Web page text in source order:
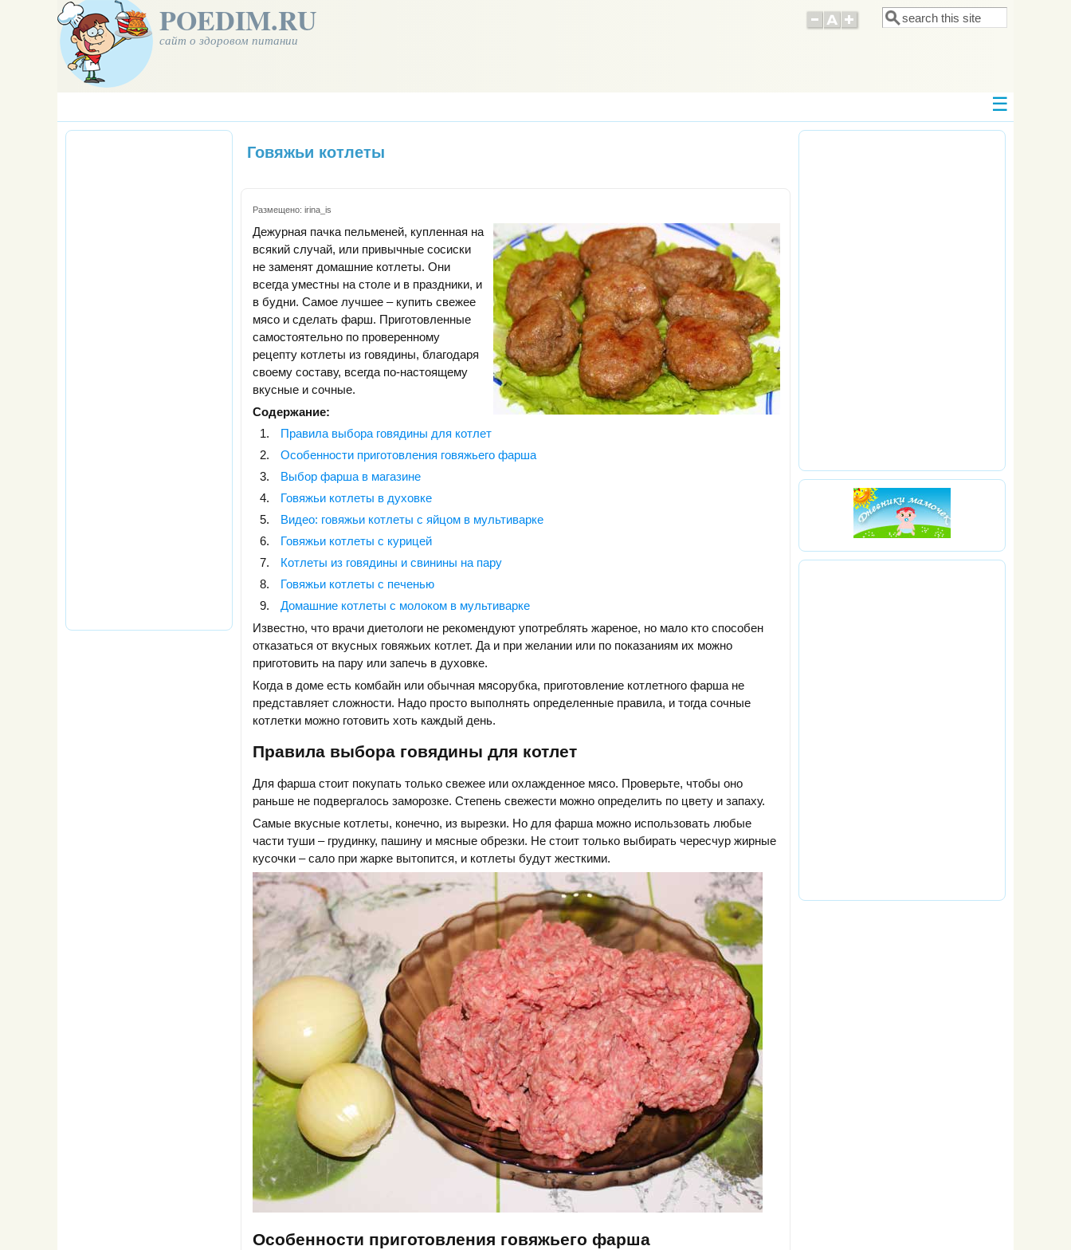
POEDIM.RU
сайт о здоровом питании
Форма поиска
Поиск
Говяжьи котлеты
Размещено: irina_is
Дежурная пачка пельменей, купленная на
всякий случай, или привычные сосиски
не заменят домашние котлеты. Они
всегда уместны на столе и в праздники, и
в будни. Самое лучшее – купить свежее
мясо и сделать фарш. Приготовленные
самостоятельно по проверенному
рецепту котлеты из говядины, благодаря
своему составу, всегда по-настоящему
вкусные и сочные.
Содержание:
Правила выбора говядины для котлет
Особенности приготовления говяжьего фарша
Выбор фарша в магазине
Говяжьи котлеты в духовке
Видео: говяжьи котлеты с яйцом в мультиварке
Говяжьи котлеты с курицей
Котлеты из говядины и свинины на пару
Говяжьи котлеты с печенью
Домашние котлеты с молоком в мультиварке
Известно, что врачи диетологи не рекомендуют употреблять жареное, но мало кто способен
отказаться от вкусных говяжьих котлет. Да и при желании или по показаниям их можно
приготовить на пару или запечь в духовке.
Когда в доме есть комбайн или обычная мясорубка, приготовление котлетного фарша не
представляет сложности. Надо просто выполнять определенные правила, и тогда сочные
котлетки можно готовить хоть каждый день.
Правила выбора говядины для котлет
Для фарша стоит покупать только свежее или охлажденное мясо. Проверьте, чтобы оно
раньше не подвергалось заморозке. Степень свежести можно определить по цвету и запаху.
Самые вкусные котлеты, конечно, из вырезки. Но для фарша можно использовать любые
части туши – грудинку, пашину и мясные обрезки. Не стоит только выбирать чересчур жирные
кусочки – сало при жарке вытопится, и котлеты будут жесткими.
Особенности приготовления говяжьего фарша